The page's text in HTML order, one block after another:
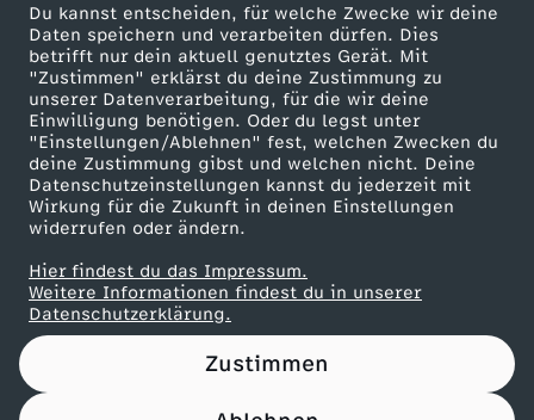
Du kannst entscheiden, für welche Zwecke wir deine
Daten speichern und verarbeiten dürfen. Dies
betrifft nur dein aktuell genutztes Gerät. Mit
"Zustimmen" erklärst du deine Zustimmung zu
unserer Datenverarbeitung, für die wir deine
Einwilligung benötigen. Oder du legst unter
"Einstellungen/Ablehnen" fest, welchen Zwecken du
deine Zustimmung gibst und welchen nicht. Deine
Datenschutzeinstellungen kannst du jederzeit mit
Wirkung für die Zukunft in deinen Einstellungen
widerrufen oder ändern.
Hier findest du das Impressum.
Weitere Informationen findest du in unserer
Datenschutzerklärung.
Zustimmen
W
a
l
t
e
r
ZDF goes Schule
Werbefernsehen
Mainzelmännchen
Partner